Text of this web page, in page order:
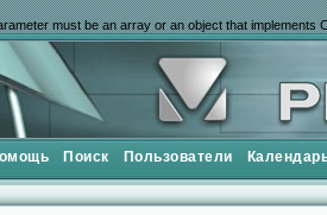
must be an array or an object that implements
Поиск Пользователи